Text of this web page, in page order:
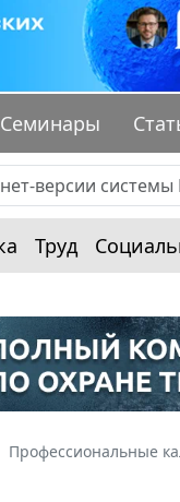
Семинары
Труд
Профессиональные